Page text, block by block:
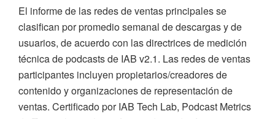
El informe de las redes de ventas principales se
clasifican por promedio semanal de descargas y de
usuarios, de acuerdo con las directrices de medición
técnica de podcasts de IAB v2.1. Las redes de ventas
participantes incluyen propietarios/creadores de
contenido y organizaciones de representación de
ventas. Certificado por IAB Tech Lab, Podcast Metrics